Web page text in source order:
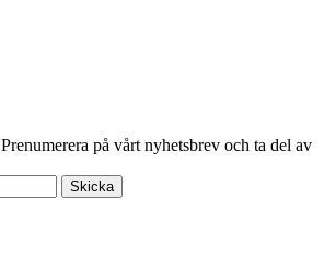
Prenumerera på vårt nyhetsbrev och ta del av